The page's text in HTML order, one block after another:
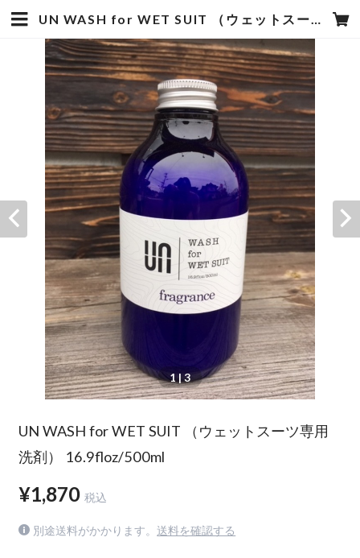
UN WASH for WET SUIT （ウェットスーツ専用洗剤） 16.9floz/500ml | hotstyle TOYOOKA
1| 3
UN WASH for WET SUIT （ウェットスーツ専用
洗剤） 16.9floz/500ml
¥1,870 税込
別途送料がかかります。 送料を確認する